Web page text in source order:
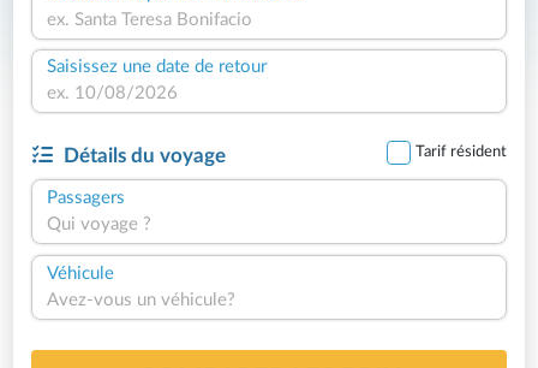
Saisissez une date de retour
Détails du voyage Tarif résident
Passagers
Qui voyage ?
Véhicule
Avez-vous un véhicule?